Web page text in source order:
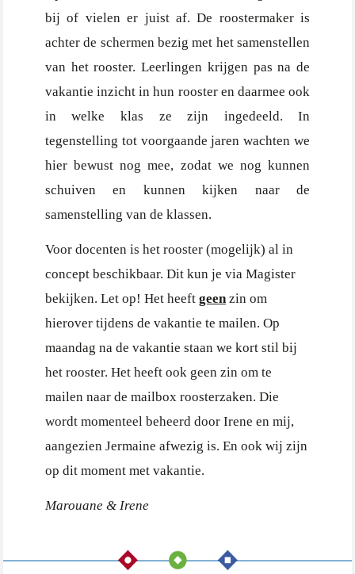
bij of vielen er juist af. De roostermaker is
achter de schermen bezig met het samenstellen
van het rooster. Leerlingen krijgen pas na de
vakantie inzicht in hun rooster en daarmee ook
in welke klas ze zijn ingedeeld. In
tegenstelling tot voorgaande jaren wachten we
hier bewust nog mee, zodat we nog kunnen
schuiven en kunnen kijken naar de
samenstelling van de klassen.
Voor docenten is het rooster (mogelijk) al in
concept beschikbaar. Dit kun je via Magister
bekijken. Let op! Het heeft geenzin om
hierover tijdens de vakantie te mailen. Op
maandag na de vakantie staan we kort stil bij
het rooster. Het heeft ook geen zin om te
mailen naar de mailbox roosterzaken. Die
wordt momenteel beheerd door Irene en mij,
aangezien Jermaine afwezig is. En ook wij zijn
op dit moment met vakantie.
Marouane & Irene